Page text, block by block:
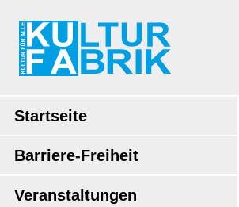
Startseite
Barriere-Freiheit
Veranstaltungen